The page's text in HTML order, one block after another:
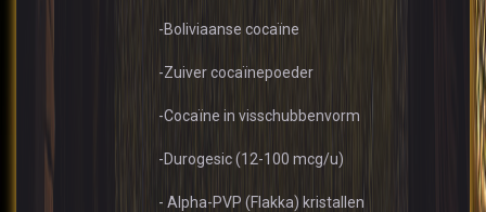
-Boliviaanse cocaïne
-Zuiver cocaïnepoeder
-Cocaïne in visschubbenvorm
-Durogesic (12-100 mcg/u)
- Alpha-PVP (Flakka) kristallen